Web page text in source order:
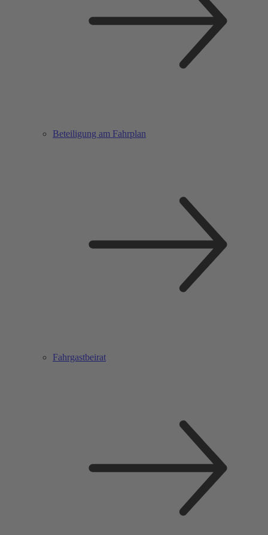
Beteiligung am Fahrplan
Fahrgastbeirat